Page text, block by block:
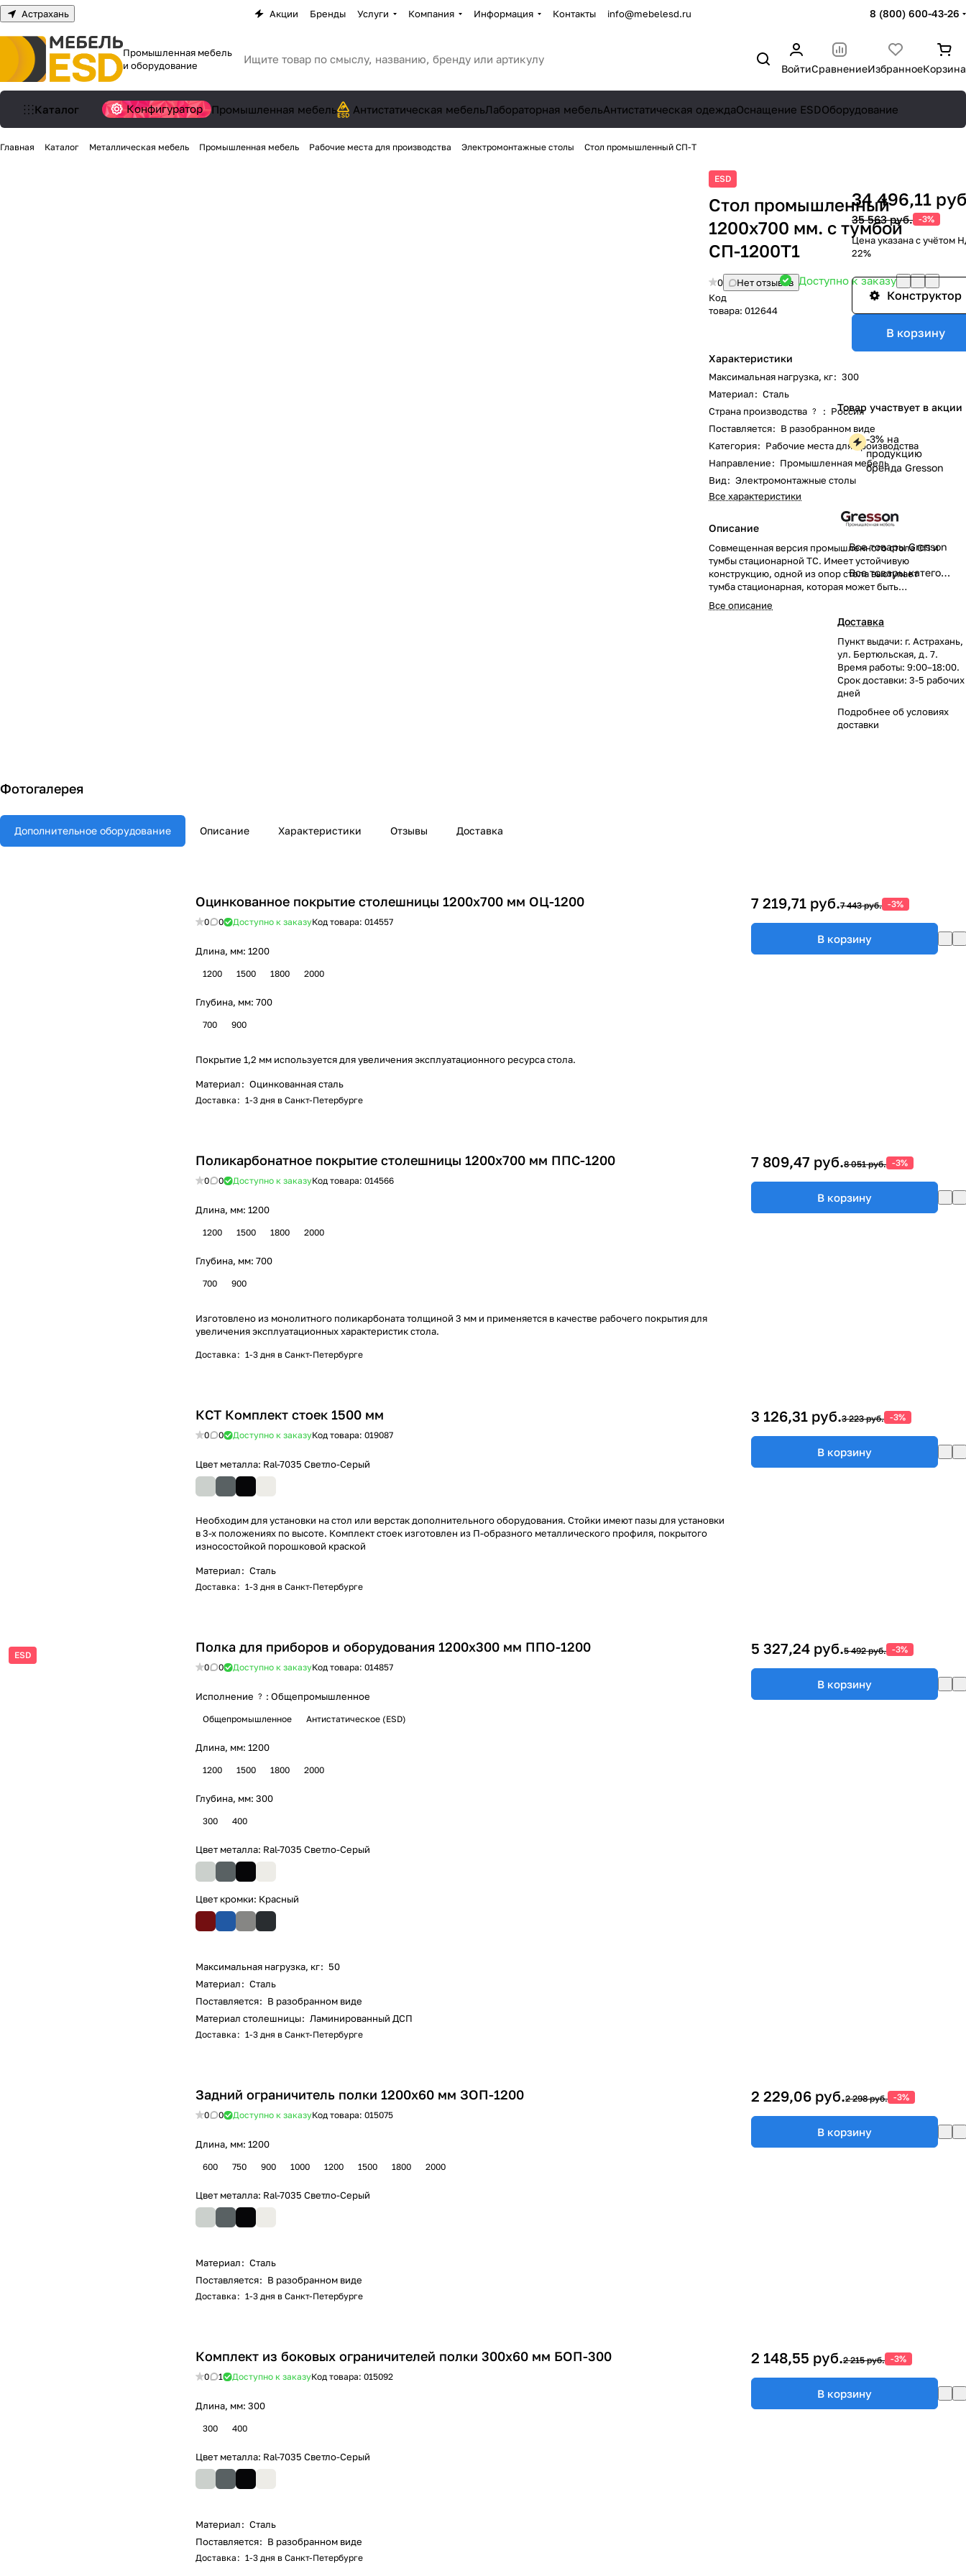
Астрахань Акции Бренды Услуги Компания Информация Контакты info@mebelesd.ru 8 (800) 600-43-26
Промышленная мебель
и оборудование
ВойтиСравнениеИзбранноеКорзина
Каталог Конфигуратор Промышленная мебель Антистатическая мебельЛабораторная мебельАнтистатическая одеждаОснащение ESDОборудование
Главная Каталог Металлическая мебель Промышленная мебель Рабочие места для производства Электромонтажные столы Стол промышленный СП-Т
ESD
Стол промышленный
1200x700 мм. с тумбой
СП-1200Т1
0
Нет отзывов
Код
товара: 012644
Доступно к заказу
Характеристики
Максимальная нагрузка, кг: 300
Материал: Сталь
Страна производства ? : Россия
Поставляется: В разобранном виде
Категория: Рабочие места для производства
Направление: Промышленная мебель
Вид: Электромонтажные столы
Все характеристики
Описание
Совмещенная версия промышленного стола СП и
тумбы стационарной ТС. Имеет устойчивую
конструкцию, одной из опор стола выступает
тумба стационарная, которая может быть
установлена с левой и с правой стороны.
Все описание
34 496,11
35 563 руб. -3%
Цена указана с учётом
22%
Конструктор
В корзину
Товар участвует в акции
-3% на
продукцию
бренда Gresson
Все товары Gresson
Все товары категории
Доставка
Пункт выдачи: г. Астрахань,
ул. Бертюльская, д. 7.
Время работы: 9:00–18:00.
Срок доставки: 3-5 рабочих
дней
Подробнее обусловиях
доставки
Фотогалерея
Дополнительное оборудование Описание Характеристики Отзывы Доставка
Оцинкованное покрытие столешницы 1200х700 мм ОЦ-1200
0 0 Доступно к заказуКод товара: 014557
Длина, мм: 1200
1200 1500 1800 2000
Глубина, мм: 700
700 900
Покрытие 1,2 мм используется для увеличения эксплуатационного ресурса стола.
Материал: Оцинкованная сталь
Доставка : 1-3 дня в Санкт-Петербурге
7 219,71 руб.7 443 руб. -3%
В корзину
Поликарбонатное покрытие столешницы 1200х700 мм ППС-1200
0 0 Доступно к заказуКод товара: 014566
Длина, мм: 1200
1200 1500 1800 2000
Глубина, мм: 700
700 900
Изготовлено из монолитного поликарбоната толщиной 3 мм и применяется в качестве рабочего покрытия для
увеличения эксплуатационных характеристик стола.
Доставка : 1-3 дня в Санкт-Петербурге
7 809,47 руб.8 051 руб. -3%
В корзину
КСТ Комплект стоек 1500 мм
0 0 Доступно к заказуКод товара: 019087
Цвет металла: Ral-7035 Светло-Серый
Необходим для установки на стол или верстак дополнительного оборудования. Стойки имеют пазы для установки
в 3-х положениях по высоте. Комплект стоек изготовлен из П-образного металлического профиля, покрытого
износостойкой порошковой краской
Материал: Сталь
Доставка : 1-3 дня в Санкт-Петербурге
3 126,31 руб.3 223 руб. -3%
В корзину
ESD
Полка для приборов и оборудования 1200х300 мм ППО-1200
0 0 Доступно к заказуКод товара: 014857
Исполнение ? : Общепромышленное
Общепромышленное Антистатическое (ESD)
Длина, мм: 1200
1200 1500 1800 2000
Глубина, мм: 300
300 400
Цвет металла: Ral-7035 Светло-Серый
Цвет кромки: Красный
Максимальная нагрузка, кг: 50
Материал: Сталь
Поставляется: В разобранном виде
Материал столешницы: Ламинированный ДСП
Доставка : 1-3 дня в Санкт-Петербурге
5 327,24 руб.5 492 руб. -3%
В корзину
Задний ограничитель полки 1200х60 мм ЗОП-1200
0 0 Доступно к заказуКод товара: 015075
Длина, мм: 1200
600 750 900 1000 1200 1500 1800 2000
Цвет металла: Ral-7035 Светло-Серый
Материал: Сталь
Поставляется: В разобранном виде
Доставка : 1-3 дня в Санкт-Петербурге
2 229,06 руб.2 298 руб. -3%
В корзину
Комплект из боковых ограничителей полки 300х60 мм БОП-300
0 1 Доступно к заказуКод товара: 015092
Длина, мм: 300
300 400
Цвет металла: Ral-7035 Светло-Серый
Материал: Сталь
Поставляется: В разобранном виде
Доставка : 1-3 дня в Санкт-Петербурге
2 148,55 руб.2 215 руб. -3%
В корзину